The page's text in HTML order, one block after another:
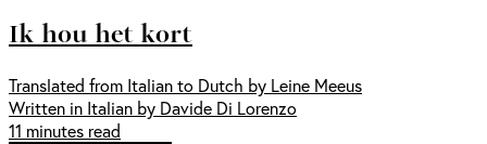
Ik hou het kort
Translated from Italian to Dutch by Leine Meeus
Written in Italian by Davide Di Lorenzo
11 minutes read